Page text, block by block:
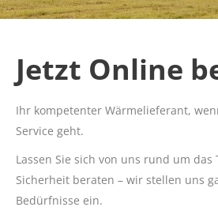
Jetzt Online
Ihr kompetenter Wärmelieferant,
Service geht.
Lassen Sie sich von uns rund um das
Sicherheit beraten – wir stellen uns
Bedürfnisse ein.